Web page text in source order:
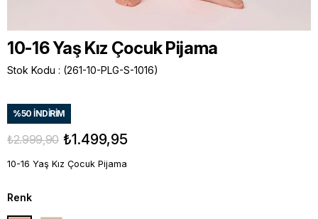
10-16 Yaş Kız Çocuk Pijama
Stok Kodu (261-10-PLG-S-1016)
%50 İNDIRIM
₺2.999,90 ₺1.499,95
10-16 Yaş Kız Çocuk Pijama
Renk